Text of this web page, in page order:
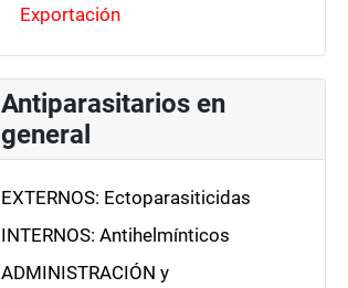
Exportación
Antiparasitarios en
general
EXTERNOS: Ectoparasiticidas
INTERNOS: Antihelmínticos
ADMINISTRACIÓN y